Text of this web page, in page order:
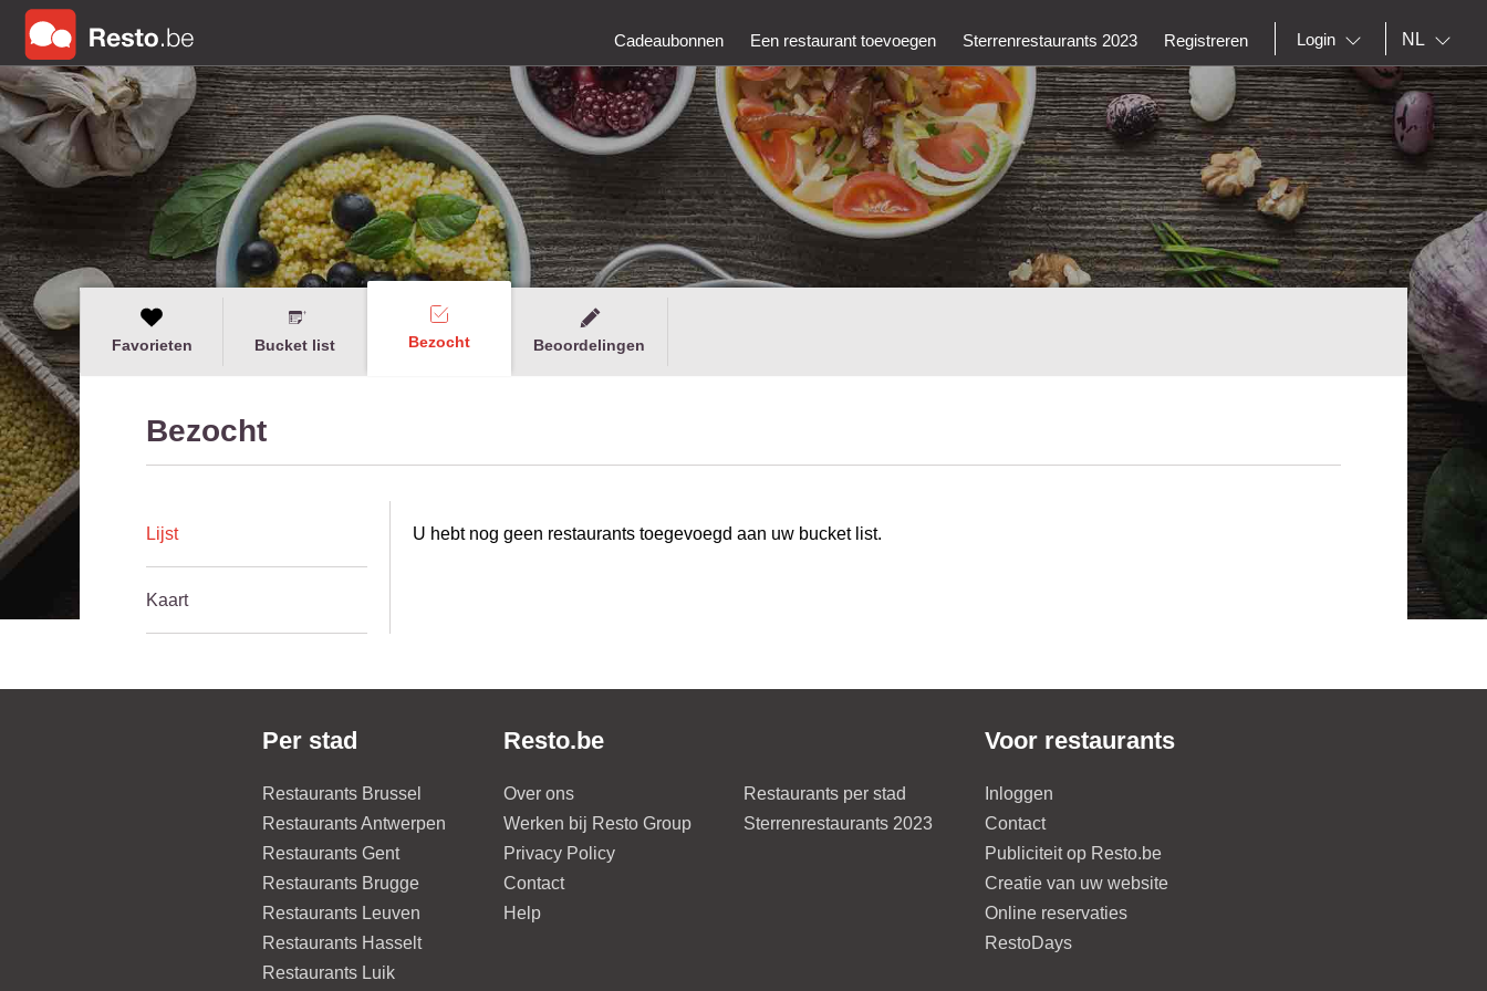
Cadeaubonnen Een restaurant toevoegen Sterrenrestaurants 2023 Registreren Login NL
Favorieten Bucket list Bezocht Beoordelingen
Bezocht
Lijst
Kaart
U hebt nog geen restaurants toegevoegd aan uw bucket list.
Per stad
Restaurants Brussel
Restaurants Antwerpen
Restaurants Gent
Restaurants Brugge
Restaurants Leuven
Restaurants Hasselt
Restaurants Luik
Resto.be
Over ons
Werken bij Resto Group
Privacy Policy
Contact
Help
Restaurants per stad
Sterrenrestaurants 2023
Voor restaurants
Inloggen
Contact
Publiciteit op Resto.be
Creatie van uw website
Online reservaties
RestoDays